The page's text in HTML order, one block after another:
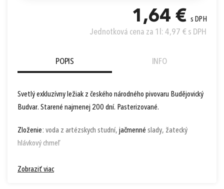
POPIS INFO
Svetlý exkluzívny ležiak z českého národného pivovaru Budějovický
Budvar. Starené najmenej 200 dní. Pasterizované.
Zloženie: voda z artézskych studní, jačmenné slady, žatecký
hlávkový chmeľ
Alergény sú vyznačené v zložení
Zobraziť viac
1,64 €s DPH
Jednotková cena za 1l: 4,97 € s DPH